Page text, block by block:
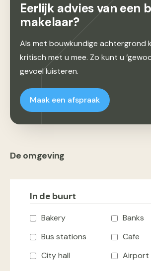
Eerlijk advies van een
makelaar?
Als met bouwkundige achtergrond
kritisch met u mee. Zo kunt u
gevoel luisteren.
Maak een afspraak
De omgeving
In de buurt
Bakery
Banks
Bus stations
Cafe
City hall
Airport